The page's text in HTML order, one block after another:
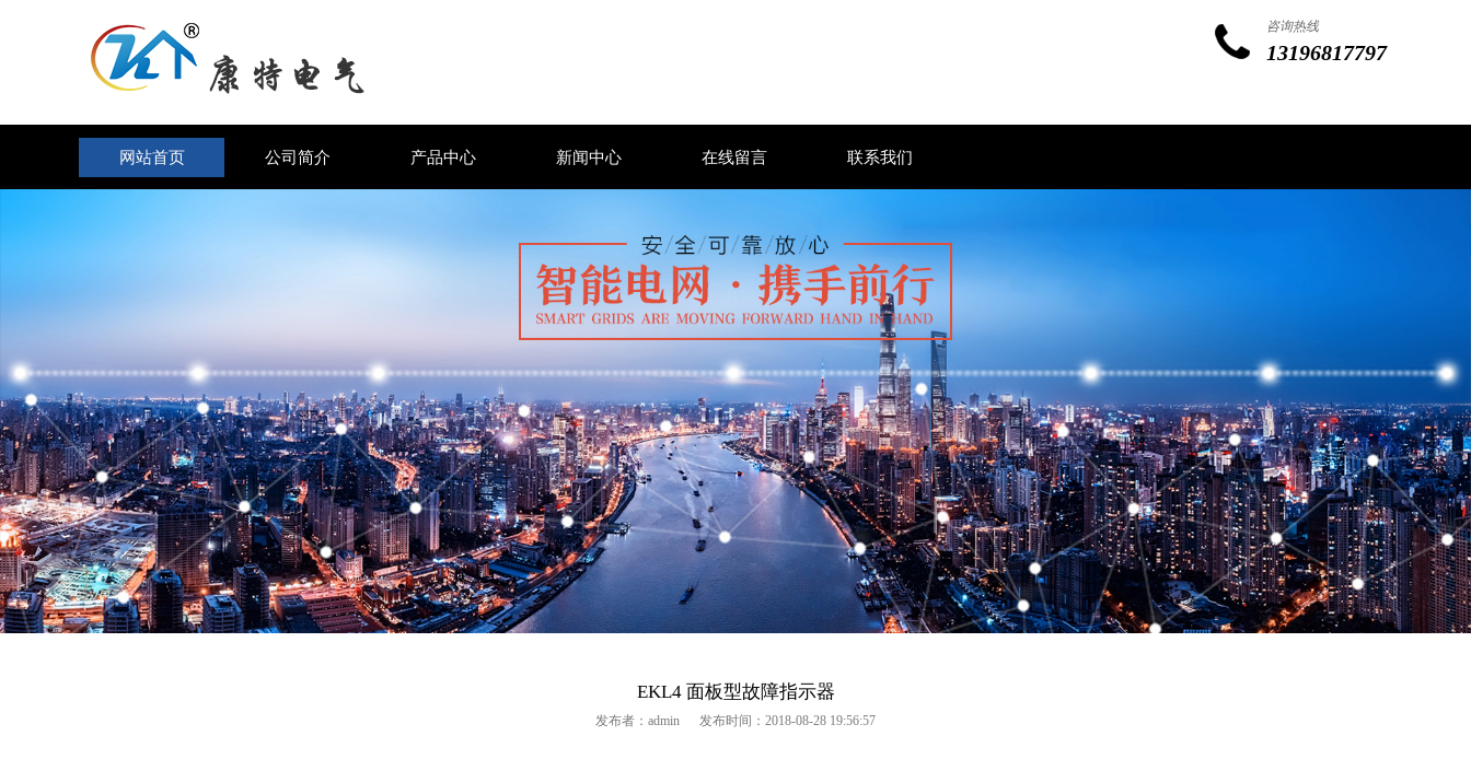
咨询热线
13196817797
网站首页 公司简介 产品中心 新闻中心 在线留言 联系我们
EKL4 面板型故障指示器
发布者：admin 发布时间：2018-08-28 19:56:57